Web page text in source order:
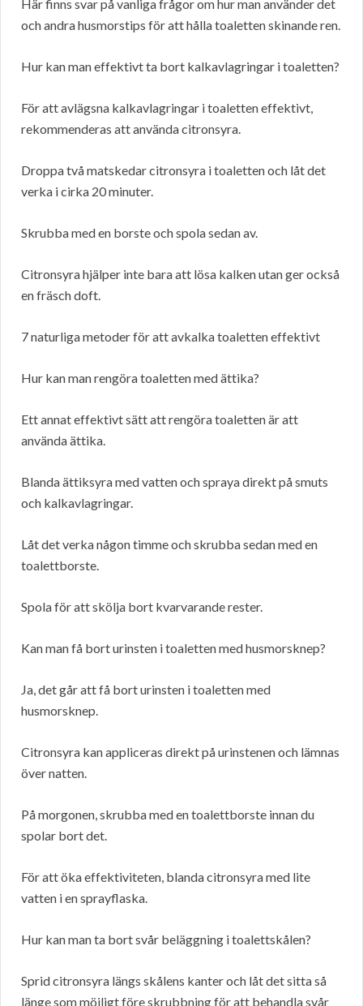
Här finns svar på vanliga frågor om hur man använder det
och andra husmorstips för att hålla toaletten skinande ren.
Hur kan man effektivt ta bort kalkavlagringar i toaletten?
För att avlägsna kalkavlagringar i toaletten effektivt,
rekommenderas att använda citronsyra.
Droppa två matskedar citronsyra i toaletten och låt det
verka i cirka 20 minuter.
Skrubba med en borste och spola sedan av.
Citronsyra hjälper inte bara att lösa kalken utan ger också
en fräsch doft.
7 naturliga metoder för att avkalka toaletten effektivt
Hur kan man rengöra toaletten med ättika?
Ett annat effektivt sätt att rengöra toaletten är att
använda ättika.
Blanda ättiksyra med vatten och spraya direkt på smuts
och kalkavlagringar.
Låt det verka någon timme och skrubba sedan med en
toalettborste.
Spola för att skölja bort kvarvarande rester.
Kan man få bort urinsten i toaletten med husmorsknep?
Ja, det går att få bort urinsten i toaletten med
husmorsknep.
Citronsyra kan appliceras direkt på urinstenen och lämnas
över natten.
På morgonen, skrubba med en toalettborste innan du
spolar bort det.
För att öka effektiviteten, blanda citronsyra med lite
vatten i en sprayflaska.
Hur kan man ta bort svår beläggning i toalettskålen?
Sprid citronsyra längs skålens kanter och låt det sitta så
länge som möjligt före skrubbning för att behandla svår